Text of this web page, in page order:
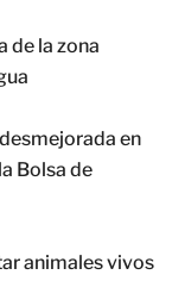
de la zona
en
Bolsa de
animales vivos